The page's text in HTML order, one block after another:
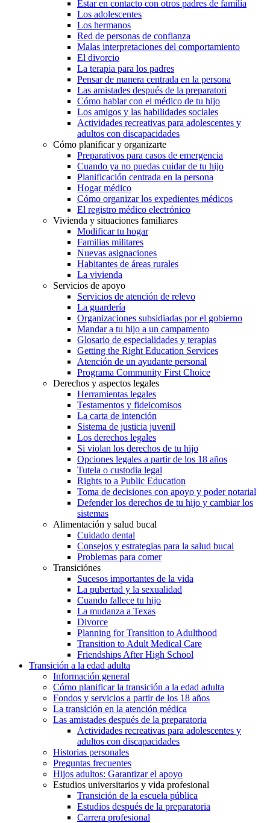
Estar en contacto con otros padres de familia
Los adolescentes
Los hermanos
Red de personas de confianza
Malas interpretaciones del comportamiento
El divorcio
La terapia para los padres
Pensar de manera centrada en la persona
Las amistades después de la preparatori
Cómo hablar con el médico de tu hijo
Los amigos y las habilidades sociales
Actividades recreativas para adolescentes y
adultos con discapacidades
Cómo planificar y organizarte
Preparativos para casos de emergencia
Cuando ya no puedas cuidar de tu hijo
Planificación centrada en la persona
Hogar médico
Cómo organizar los expedientes médicos
El registro médico electrónico
Vivienda y situaciones familiares
Modificar tu hogar
Familias militares
Nuevas asignaciones
Habitantes de áreas rurales
La vivienda
Servicios de apoyo
Servicios de atención de relevo
La guardería
Organizaciones subsidiadas por el gobierno
Mandar a tu hijo a un campamento
Glosario de especialidades y terapias
Getting the Right Education Services
Atención de un ayudante personal
Programa Community First Choice
Derechos y aspectos legales
Herramientas legales
Testamentos y fideicomisos
La carta de intención
Sistema de justicia juvenil
Los derechos legales
Si violan los derechos de tu hijo
Opciones legales a partir de los 18 años
Tutela o custodia legal
Rights to a Public Education
Toma de decisiones con apoyo y poder notarial
Defender los derechos de tu hijo y cambiar los
sistemas
Alimentación y salud bucal
Cuidado dental
Consejos y estrategias para la salud bucal
Problemas para comer
Transiciónes
Sucesos importantes de la vida
La pubertad y la sexualidad
Cuando fallece tu hijo
La mudanza a Texas
Divorce
Planning for Transition to Adulthood
Transition to Adult Medical Care
Friendships After High School
Transición a la edad adulta
Información general
Cómo planificar la transición a la edad adulta
Fondos y servicios a partir de los 18 años
La transición en la atención médica
Las amistades después de la preparatoria
Actividades recreativas para adolescentes y
adultos con discapacidades
Historias personales
Preguntas frecuentes
Hijos adultos: Garantizar el apoyo
Estudios universitarios y vida profesional
Transición de la escuela pública
Estudios después de la preparatoria
Carrera profesional